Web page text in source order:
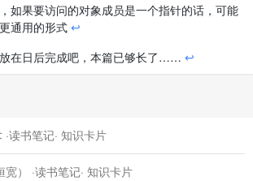
如果要访问的对象成员是一个指针的话，可能
通用的形式 ↩
在日后完成吧，本篇已够长了…… ↩
读书笔记· 知识卡片
宽） ·读书笔记· 知识卡片